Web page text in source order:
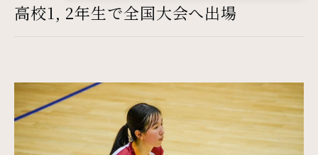
高校1, 2年生で全国大会へ出場